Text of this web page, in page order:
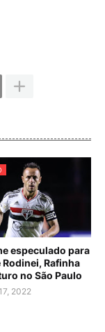
especulado para
Rodinei, Rafinha
no São Paulo
2022